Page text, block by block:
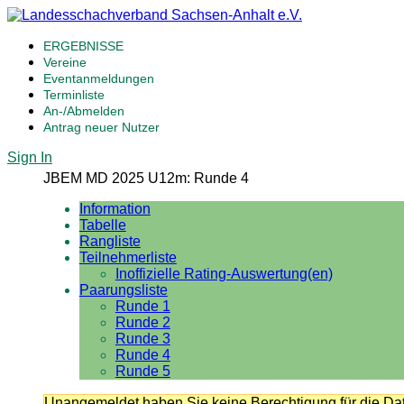
ERGEBNISSE
Vereine
Eventanmeldungen
Terminliste
An-/Abmelden
Antrag neuer Nutzer
Sign In
JBEM MD 2025 U12m: Runde 4
Information
Tabelle
Rangliste
Teilnehmerliste
Inoffizielle Rating-Auswertung(en)
Paarungsliste
Runde 1
Runde 2
Runde 3
Runde 4
Runde 5